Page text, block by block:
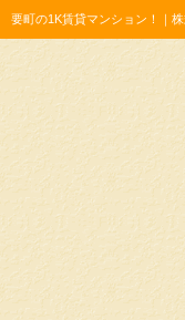
要町の1K賃貸マンション！｜